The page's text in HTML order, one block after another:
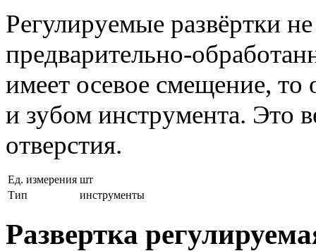
Регулируемые развёртки
предварительно-
имеет осевое смещение, то
и зубом инструмента. Это
отверстия.
Ед. измерения шт
Тип
инструменты
Развертка